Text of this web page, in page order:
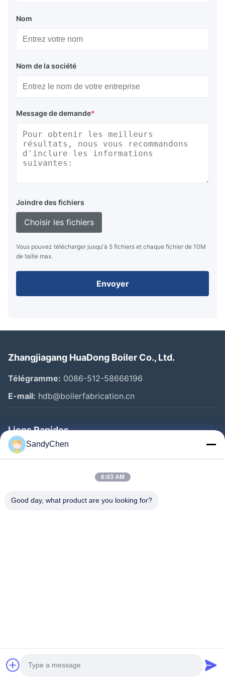
Nom
Nom de la société
Message de demande*
Joindre des fichiers
Choisir les fichiers
Vous pouvez télécharger jusqu'à 5 fichiers et chaque fichier de 10M
de taille max.
Envoyer
Zhangjiagang HuaDong Boiler Co., Ltd.
Télégramme: 0086-512-58666196
E-mail: hdb@boilerfabrication.cn
Liens Rapides
Maison
Au Sujet De Nous
©2017- Zhangjiagang HuaDong Boiler Co., Ltd.. Tout le monde. Les droits
SandyChen
6:03 AM
Good day, what product are you looking for?